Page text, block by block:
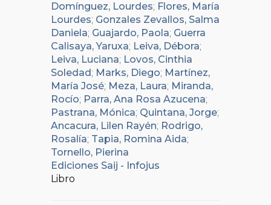
Domínguez, Lourdes; Flores, María
Lourdes; Gonzales Zevallos, Salma
Daniela; Guajardo, Paola; Guerra
Calisaya, Yaruxa; Leiva, Débora;
Leiva, Luciana; Lovos, Cinthia
Soledad ; Marks, Diego; Martínez,
María José; Meza, Laura; Miranda,
Rocío; Parra, Ana Rosa Azucena;
Pastrana, Mónica; Quintana, Jorge;
Ancacura, Lilen Rayén; Rodrigo,
Rosalía; Tapia, Romina Aida;
Tornello, Pierina
Ediciones Saij - Infojus
Libro